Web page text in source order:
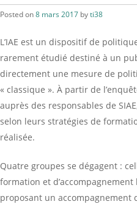
Posted on8 mars 2017 byti38
L’IAE est un dispositif de
rarement étudié destiné à un
directement une mesure de
« classique ». À partir de
auprès des responsables de
selon leurs stratégies de
réalisée.
Quatre groupes se dégagent :
formation et
proposant un accompagnement